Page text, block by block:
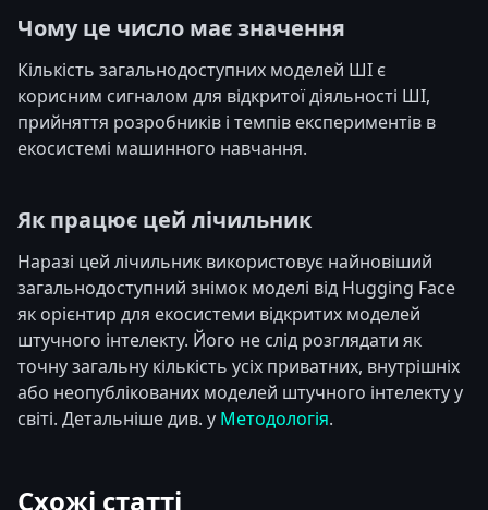
Чому це число має значення
Кількість загальнодоступних моделей ШІ є
корисним сигналом для відкритої діяльності ШІ,
прийняття розробників і темпів експериментів в
екосистемі машинного навчання.
Як працює цей лічильник
Наразі цей лічильник використовує найновіший
загальнодоступний знімок моделі від Hugging Face
як орієнтир для екосистеми відкритих моделей
штучного інтелекту. Його не слід розглядати як
точну загальну кількість усіх приватних, внутрішніх
або неопублікованих моделей штучного інтелекту у
світі. Детальніше див. у Методологія.
Схожі статті